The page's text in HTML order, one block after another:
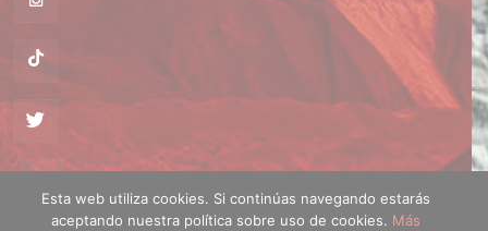
Política de cookies·Política de privacidad
Esta web utiliza cookies. Si continúas navegando estarás
aceptando nuestra política sobre uso de cookies. Más